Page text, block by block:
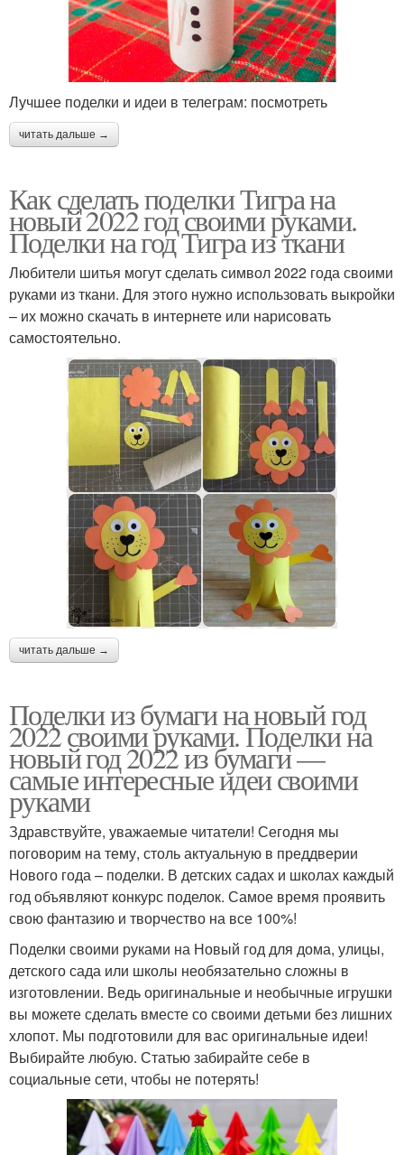
Лучшее поделки и идеи в телеграм: посмотреть
читать дальше →
Как сделать поделки Тигра на
новый 2022 год своими руками.
Поделки на год Тигра из ткани
Любители шитья могут сделать символ 2022 года своими
руками из ткани. Для этого нужно использовать выкройки
– их можно скачать в интернете или нарисовать
самостоятельно.
читать дальше →
Поделки из бумаги на новый год
2022 своими руками. Поделки на
новый год 2022 из бумаги —
самые интересные идеи своими
руками
Здравствуйте, уважаемые читатели! Сегодня мы
поговорим на тему, столь актуальную в преддверии
Нового года – поделки. В детских садах и школах каждый
год объявляют конкурс поделок. Самое время проявить
свою фантазию и творчество на все 100%!
Поделки своими руками на Новый год для дома, улицы,
детского сада или школы необязательно сложны в
изготовлении. Ведь оригинальные и необычные игрушки
вы можете сделать вместе со своими детьми без лишних
хлопот. Мы подготовили для вас оригинальные идеи!
Выбирайте любую. Статью забирайте себе в
социальные сети, чтобы не потерять!